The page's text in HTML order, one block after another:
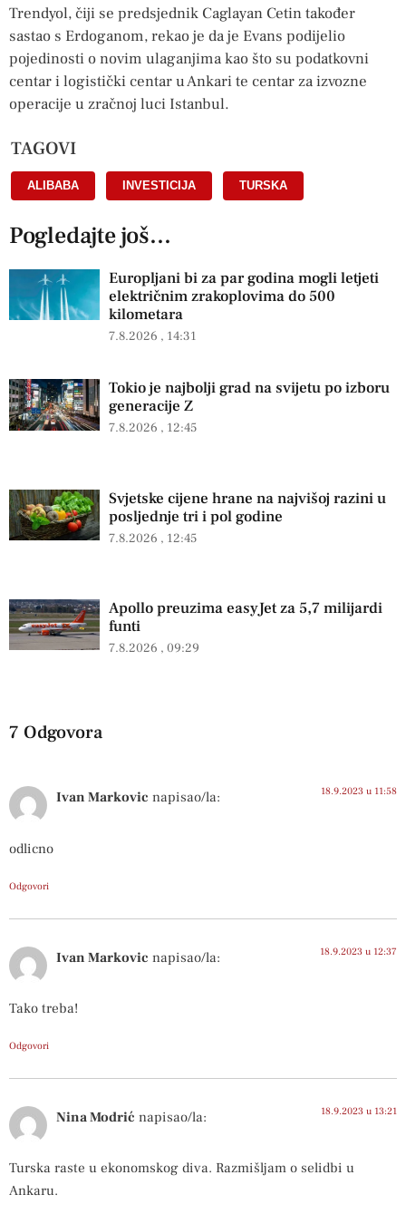
Trendyol, čiji se predsjednik Caglayan Cetin također
sastao s Erdoganom, rekao je da je Evans podijelio
pojedinosti o novim ulaganjima kao što su podatkovni
centar i logistički centar u Ankari te centar za izvozne
operacije u zračnoj luci Istanbul.
TAGOVI
ALIBABA INVESTICIJA TURSKA
Pogledajte još...
Europljani bi za par godina mogli letjeti
električnim zrakoplovima do 500
kilometara
7.8.2026 14:31
Tokio je najbolji grad na svijetu po izboru
generacije Z
7.8.2026 12:45
Svjetske cijene hrane na najvišoj razini u
posljednje tri i pol godine
7.8.2026 12:45
Apollo preuzima easyJet za 5,7 milijardi
funti
7.8.2026 09:29
7 Odgovora
Ivan Markovic napisao/la: 18.9.2023 u 11:58
odlicno
Odgovori
Ivan Markovic napisao/la: 18.9.2023 u 12:37
Tako treba!
Odgovori
Nina Modrić napisao/la: 18.9.2023 u 13:21
Turska raste u ekonomskog diva. Razmišljam o selidbi u
Ankaru.